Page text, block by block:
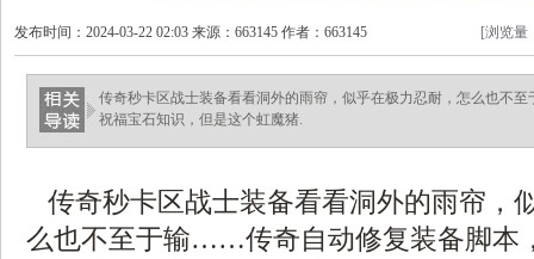
发布时间：2024-03-22 02:03 来源：663145 作者：663145 [浏览量
传奇秒卡区战士装备看看洞外的雨帘，似乎在极力忍耐，怎么也不
祝福宝石知识，但是这个虹魔猪.
传奇秒卡区战士装备看看洞外的雨帘，
么也不至于输……传奇自动修复装备脚本